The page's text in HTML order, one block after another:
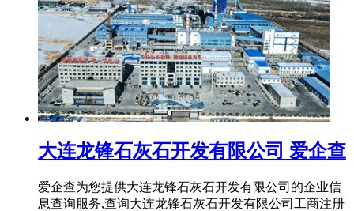
大连龙锋石灰石开发有限公司 爱企查
爱企查为您提供大连龙锋石灰石开发有限公司的企业信
息查询服务,查询大连龙锋石灰石开发有限公司工商注册